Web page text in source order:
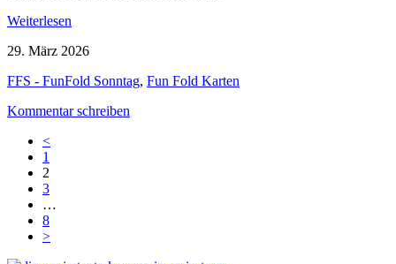
Weiterlesen
29. März 2026
FFS - FunFold Sonntag, Fun Fold Karten
Kommentar schreiben
<
1
2
3
…
8
>